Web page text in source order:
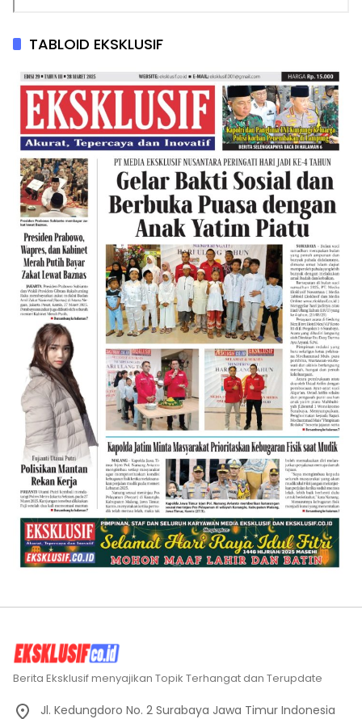
TABLOID EKSKLUSIF
Berita Eksklusif menyajikan Topik Terhangat dan Terupdate
Jl. Kedungdoro No. 2 Surabaya Jawa Timur Indonesia